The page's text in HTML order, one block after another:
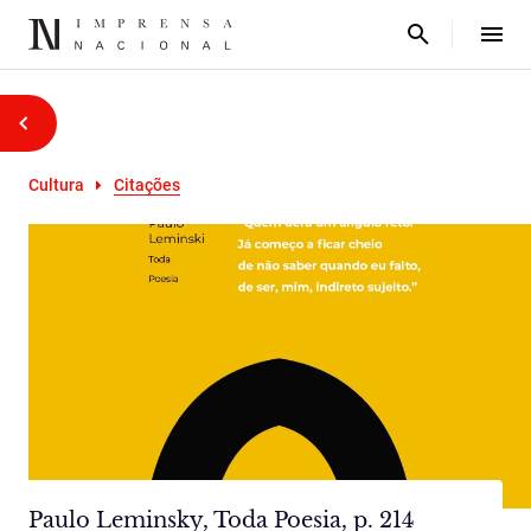
Cultura Citações
Paulo Leminsky, Toda Poesia, p. 214